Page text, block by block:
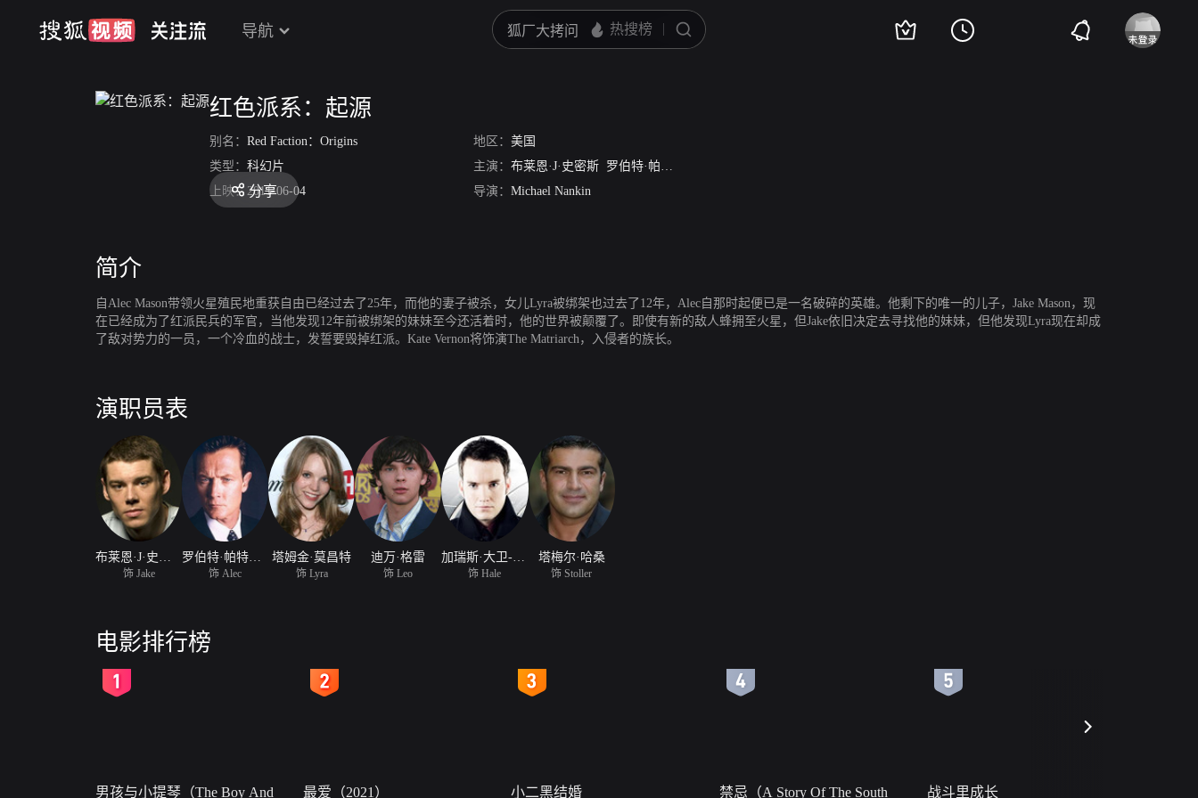
导航
红色派系：起源
别名： Red Faction：Origins 地区： 美国
类型： 科幻片 主演： 布莱恩·J·史密斯 罗伯特·帕特里克
上映： 2011-06-04 导演： Michael Nankin
分享
简介
自Alec Mason带领火星殖民地重获自由已经过去了25年，而他的妻子被杀，女儿Lyra被绑架也过去了12年，Alec自那时起便已是一名破碎的英雄。他剩下的唯一的儿子，Jake Mason，现
在已经成为了红派民兵的军官，当他发现12年前被绑架的妹妹至今还活着时，他的世界被颠覆了。即使有新的敌人蜂拥至火星，但Jake依旧决定去寻找他的妹妹，但他发现Lyra现在却成
了敌对势力的一员，一个冷血的战士，发誓要毁掉红派。Kate Vernon将饰演The Matriarch，入侵者的族长。
演职员表
饰 Jake 饰 Alec
塔姆金·莫昌特
饰 Lyra
迪万·格雷
饰 Leo 饰 Hale
塔梅尔·哈桑
饰 Stoller
电影排行榜
男孩与小提琴（The Boy And 最爱（2021） 小二黑结婚 禁忌（A Story Of The South 战斗里成长